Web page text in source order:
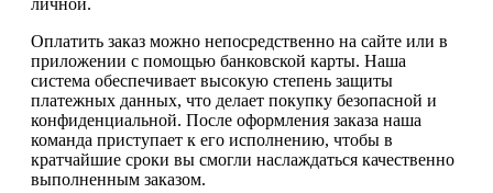
Оплатить заказ можно непосредственно на сайте или в
приложении с помощью банковской карты. Наша
система обеспечивает высокую степень защиты
платежных данных, что делает покупку безопасной и
конфиденциальной. После оформления заказа наша
команда приступает к его исполнению, чтобы в
кратчайшие сроки вы смогли наслаждаться качественно
выполненным заказом.